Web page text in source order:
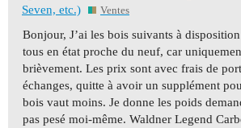
Seven, etc.)
Ventes
Bonjour, J’ai les bois suivants à
tous en état proche du neuf, car
brièvement. Les prix sont avec frais de
échanges, quitte à avoir un supplément
bois vaut moins. Je donne les poids
pas pesé moi-même. Waldner Legend